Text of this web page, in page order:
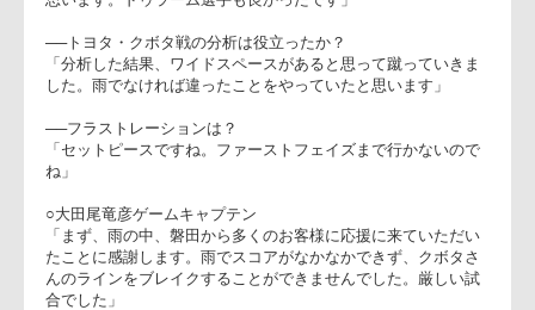
ャーをかけたかったがなかなかでき
ず、得点できなかったのが課題です。キーポイントはセットの
安定とプラットフォームづくり」
「後半はオプションをもっと使いたかったが、スクラムが安定
せず、クボタさんとベースは一緒でしたが、細かいところで地
味なプレッシャーを受けました。クボタさんはうまく戦ったと
思います。ドゥラーム選手も良かったです」
──トヨタ・クボタ戦の分析は役立ったか？
「分析した結果、ワイドスペースがあると思って蹴っていきま
した。雨でなければ違ったことをやっていたと思います」